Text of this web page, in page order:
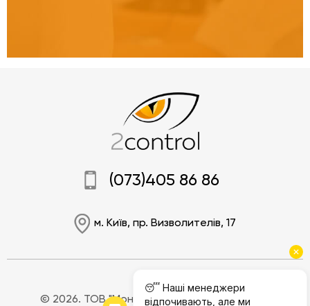
(073)405 86 86
м. Київ, пр. Визволителів, 17
© 2026. ТОВ "Моніторінг Джі.Пі.Ес".Політика